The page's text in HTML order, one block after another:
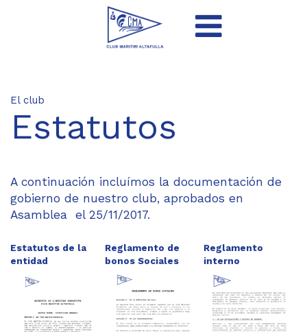
El club
Estatutos
A continuación incluímos la documentación de
gobierno de nuestro club, aprobados en
Asamblea el 25/11/2017.
Estatutos de la
entidad
Reglamento de
bonos Sociales
Reglamento
interno